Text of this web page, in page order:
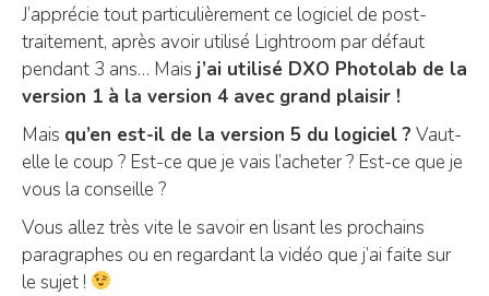
J’apprécie tout particulièrement ce logiciel de post-
traitement, après avoir utilisé Lightroom par défaut
pendant 3 ans… Mais j’ai utilisé DXO Photolab de la
version 1 à la version 4 avec grand plaisir !
Mais qu’en est-il de la version 5 du logiciel ? Vaut-
elle le coup ? Est-ce que je vais l’acheter ? Est-ce que je
vous la conseille ?
Vous allez très vite le savoir en lisant les prochains
paragraphes ou en regardant la vidéo que j’ai faite sur
le sujet !